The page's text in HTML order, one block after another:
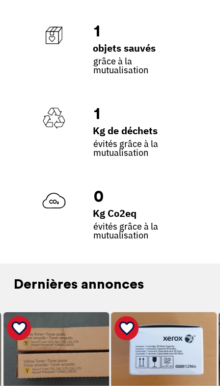
1
objets sauvés
grâce à la
mutualisation
1
Kg de déchets
évités grâce à la
mutualisation
0
Kg Co2eq
évités grâce à la
mutualisation
Dernières annonces